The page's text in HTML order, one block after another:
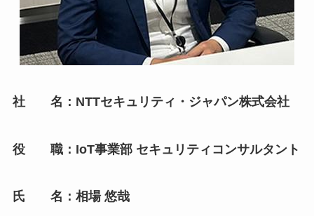
社 名：NTTセキュリティ・ジャパン株式会社
役 職：IoT事業部 セキュリティコンサルタント
氏 名：相場 悠哉